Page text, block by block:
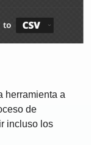
herramienta a
de
incluso los